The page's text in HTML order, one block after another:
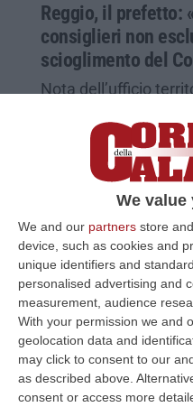
We
We and our partners store
device, such as cookies and
unique identifiers and
personalised advertising and
measurement, audience
With your permission we and
geolocation data and
may click to consent to our
as described above.
consent or access more
Reggio, il prefetto:
consiglieri non
scioglimento del
Nota dell’ufficio
nomina di una
Palazzo San Giorgio»
Pubblicato il: 10/07/24 –